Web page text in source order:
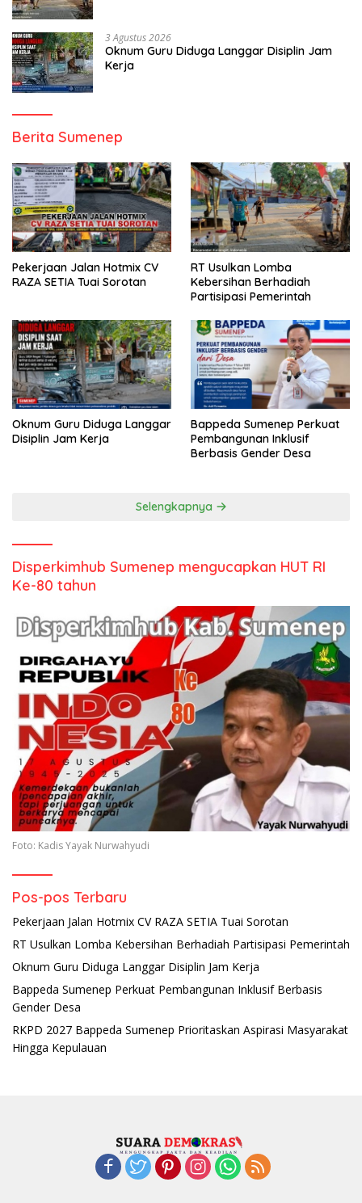
3 Agustus 2026
Oknum Guru Diduga Langgar Disiplin Jam
Kerja
Berita Sumenep
Pekerjaan Jalan Hotmix CV
RAZA SETIA Tuai Sorotan
RT Usulkan Lomba
Kebersihan Berhadiah
Partisipasi Pemerintah
Oknum Guru Diduga Langgar
Disiplin Jam Kerja
Bappeda Sumenep Perkuat
Pembangunan Inklusif
Berbasis Gender Desa
Selengkapnya
Disperkimhub Sumenep mengucapkan HUT RI
Ke-80 tahun
Foto: Kadis Yayak Nurwahyudi
Pos-pos Terbaru
Pekerjaan Jalan Hotmix CV RAZA SETIA Tuai Sorotan
RT Usulkan Lomba Kebersihan Berhadiah Partisipasi Pemerintah
Oknum Guru Diduga Langgar Disiplin Jam Kerja
Bappeda Sumenep Perkuat Pembangunan Inklusif Berbasis
Gender Desa
RKPD 2027 Bappeda Sumenep Prioritaskan Aspirasi Masyarakat
Hingga Kepulauan